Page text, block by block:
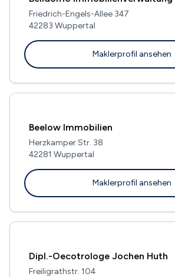
Friedrich-Engels-Allee 347
42283 Wuppertal
Maklerprofil ansehen
Beelow Immobilien
Herzkamper Str. 38
42281 Wuppertal
Maklerprofil ansehen
Dipl.-Oecotrologe Jochen Huth
Freiligrathstr. 104